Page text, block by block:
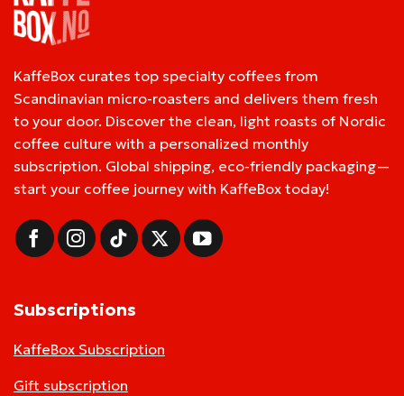
KaffeBox curates top specialty coffees from
Scandinavian micro-roasters and delivers them fresh
to your door. Discover the clean, light roasts of Nordic
coffee culture with a personalized monthly
subscription. Global shipping, eco-friendly packaging—
start your coffee journey with KaffeBox today!
Subscriptions
KaffeBox Subscription
Gift subscription